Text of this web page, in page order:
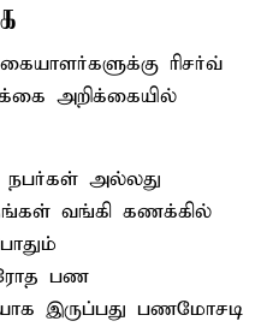
ரிசர்வ்
அறிக்கையில்
நபர்கள் அல்லது
வங்கி கணக்கில்
பண
இருப்பது பணமோசடி